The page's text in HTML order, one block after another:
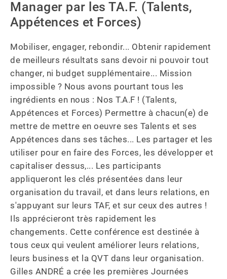
Manager par les TA.F. (Talents,
Appétences et Forces)
Mobiliser, engager, rebondir... Obtenir rapidement
de meilleurs résultats sans devoir ni pouvoir tout
changer, ni budget supplémentaire... Mission
impossible ? Nous avons pourtant tous les
ingrédients en nous : Nos T.A.F ! (Talents,
Appétences et Forces) Permettre à chacun(e) de
mettre de mettre en oeuvre ses Talents et ses
Appétences dans ses tâches... Les partager et les
utiliser pour en faire des Forces, les développer et
capitaliser dessus,... Les participants
appliqueront les clés présentées dans leur
organisation du travail, et dans leurs relations, en
s'appuyant sur leurs TAF, et sur ceux des autres !
Ils apprécieront très rapidement les
changements. Cette conférence est destinée à
tous ceux qui veulent améliorer leurs relations,
leurs business et la QVT dans leur organisation.
Gilles ANDRÉ a crée les premières Journées